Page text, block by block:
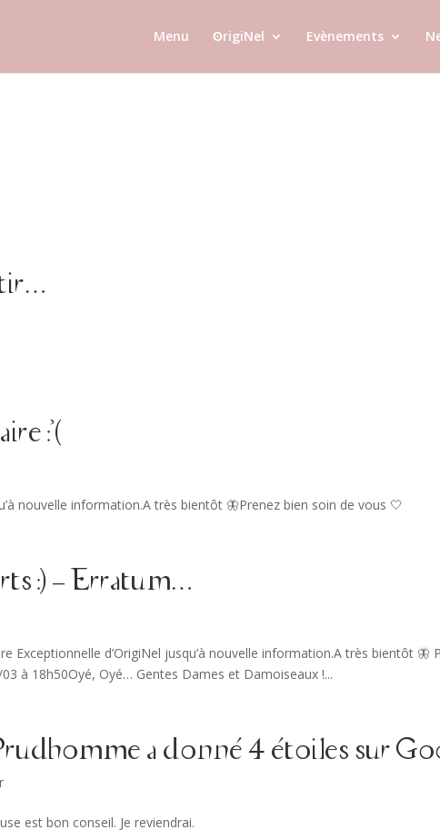
Menu ʘrigiNel Evènements
:'(
nouvelle information.A très bientôt 🦋Prenez bien soin de vous 🤍
:) – Erratum…
Exceptionnelle d’OrigiNel jusqu’à nouvelle information.A très bientôt 🦋
18h50Oyé, Oyé… Gentes Dames et Damoiseaux !...
a donné 4 étoiles sur
est bon conseil. Je reviendrai.